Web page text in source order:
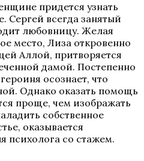
придется узнать
Сергей всегда занятый
любовницу. Желая
место, Лиза откровенно
Аллой, притворяется
дамой. Постепенно
осознает, что
Однако оказать помощь
проще, чем изображать
собственное
оказывается
психолога со стажем.